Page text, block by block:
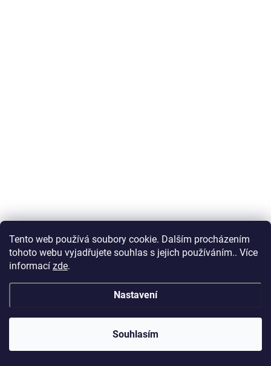
Tento web používá soubory cookie. Dalším procházením
tohoto webu vyjadřujete souhlas s jejich používáním.. Více
informací zde.
Nastavení
Souhlasím